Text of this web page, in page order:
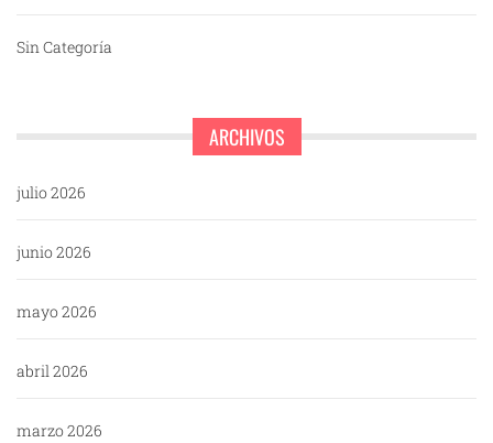
Sin Categoría
ARCHIVOS
julio 2026
junio 2026
mayo 2026
abril 2026
marzo 2026